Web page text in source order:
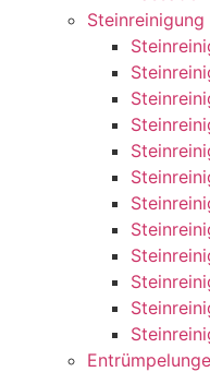
Steinreinigung